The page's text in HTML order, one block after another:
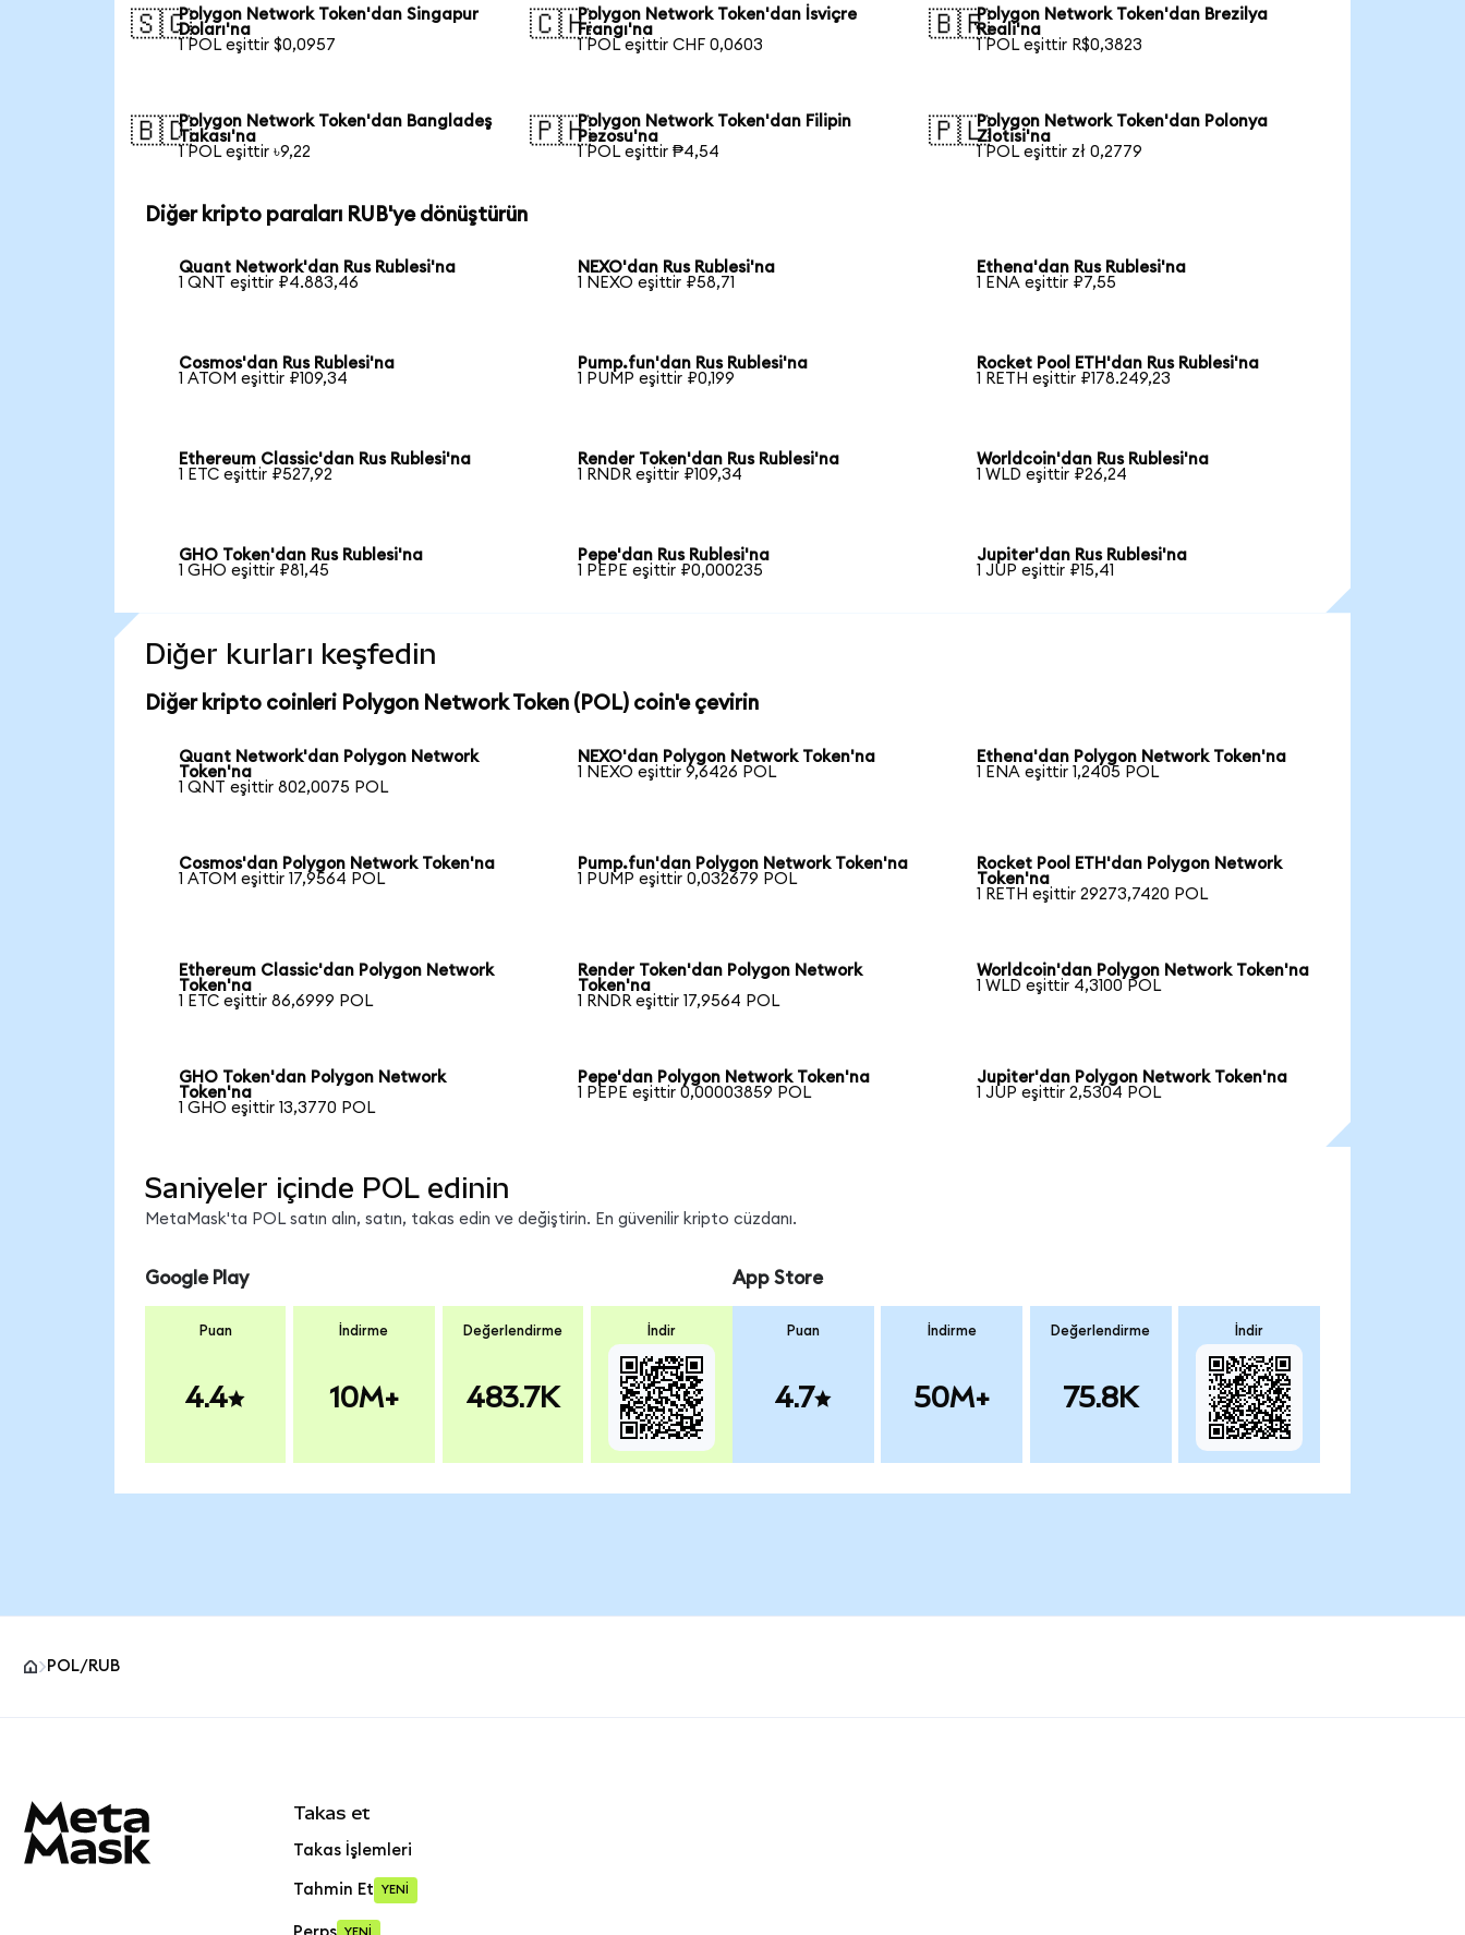
🇸🇬Polygon Network Token'dan Singapur
Doları'na
1 POL eşittir $0,0957
🇨🇭Polygon Network Token'dan İsviçre
Frangı'na
1 POL eşittir CHF 0,0603
🇧🇷Polygon Network Token'dan Brezilya
Reali'na
1 POL eşittir R$0,3823
🇧🇩Polygon Network Token'dan Bangladeş
Takası'na
1 POL eşittir ৳9,22
🇵🇭Polygon Network Token'dan Filipin
Pezosu'na
1 POL eşittir ₱4,54
🇵🇱Polygon Network Token'dan Polonya
Zlotisi'na
1 POL eşittir zł 0,2779
Diğer kripto paraları RUB'ye dönüştürün
Quant Network'dan Rus Rublesi'na
1 QNT eşittir ₽4.883,46
NEXO'dan Rus Rublesi'na
1 NEXO eşittir ₽58,71
Ethena'dan Rus Rublesi'na
1 ENA eşittir ₽7,55
Cosmos'dan Rus Rublesi'na
1 ATOM eşittir ₽109,34
Pump.fun'dan Rus Rublesi'na
1 PUMP eşittir ₽0,199
Rocket Pool ETH'dan Rus Rublesi'na
1 RETH eşittir ₽178.249,23
Ethereum Classic'dan Rus Rublesi'na
1 ETC eşittir ₽527,92
Render Token'dan Rus Rublesi'na
1 RNDR eşittir ₽109,34
Worldcoin'dan Rus Rublesi'na
1 WLD eşittir ₽26,24
GHO Token'dan Rus Rublesi'na
1 GHO eşittir ₽81,45
Pepe'dan Rus Rublesi'na
1 PEPE eşittir ₽0,000235
Jupiter'dan Rus Rublesi'na
1 JUP eşittir ₽15,41
Diğer kurları keşfedin
Diğer kripto coinleri Polygon Network Token (POL) coin'e çevirin
Quant Network'dan Polygon Network
Token'na
1 QNT eşittir 802,0075 POL
NEXO'dan Polygon Network Token'na
1 NEXO eşittir 9,6426 POL
Ethena'dan Polygon Network Token'na
1 ENA eşittir 1,2405 POL
Cosmos'dan Polygon Network Token'na
1 ATOM eşittir 17,9564 POL
Pump.fun'dan Polygon Network Token'na
1 PUMP eşittir 0,032679 POL
Rocket Pool ETH'dan Polygon Network
Token'na
1 RETH eşittir 29273,7420 POL
Ethereum Classic'dan Polygon Network
Token'na
1 ETC eşittir 86,6999 POL
Render Token'dan Polygon Network
Token'na
1 RNDR eşittir 17,9564 POL
Worldcoin'dan Polygon Network Token'na
1 WLD eşittir 4,3100 POL
GHO Token'dan Polygon Network
Token'na
1 GHO eşittir 13,3770 POL
Pepe'dan Polygon Network Token'na
1 PEPE eşittir 0,00003859 POL
Jupiter'dan Polygon Network Token'na
1 JUP eşittir 2,5304 POL
Saniyeler içinde POL edinin
MetaMask'ta POL satın alın, satın, takas edin ve değiştirin. En güvenilir kripto cüzdanı.
Google Play
Puan
4.4
İndirme
10M+
Değerlendirme
483.7K
İndir
App Store
Puan
4.7
İndirme
50M+
Değerlendirme
75.8K
İndir
POL/RUB
Takas et
Takas İşlemleri
Tahmin Et YENİ
YENİ